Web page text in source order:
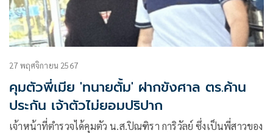
27 พฤศจิกายน 2567
คุมตัวพี่เมีย 'ทนายตั้ม' ฝากขังศาล ตร.ค้าน
ประกัน เจ้าตัวไม่ยอมปริปาก
เจ้าหน้าที่ตำรวจได้คุมตัว น.ส.ปิณฑิรา การิวัลย์ ซึ่งเป็นพี่สาวของ